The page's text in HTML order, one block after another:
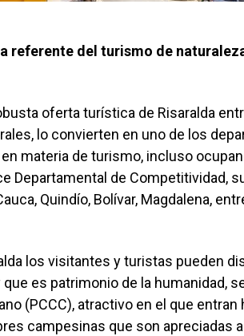
referente del turismo de
oferta turística de Risaralda
lo convierten en uno de los
materia de turismo, incluso
Departamental de Competitividad,
Quindío, Bolívar, Magdalena,
los visitantes y turistas pueden
que es patrimonio de la humanidad,
(PCCC), atractivo en el que
campesinas que son apreciadas